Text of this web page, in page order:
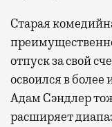
Старая
отпуск за свой
освоился в
Адам Сэндлер
расширяет